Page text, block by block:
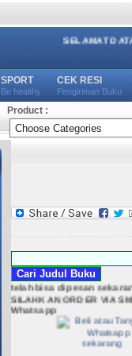
SELAMAT
SPORT
Be healthy
CEK RESI
Pengiriman Buku
Product :
Alhamdulillah Order Toko
telah bisa di pesan
SILAHKAN ORDER VIA
Whatsapp